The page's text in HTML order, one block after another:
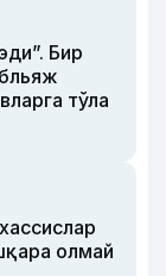
Бир
тўла
олмай